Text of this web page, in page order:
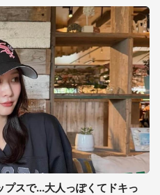
スで...大人っぽくてドキっ